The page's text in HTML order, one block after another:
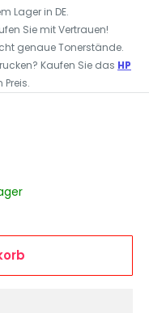
Lager in DE.
Sie mit Vertrauen!
genaue Tonerstände.
Kaufen Sie das HP
Preis.